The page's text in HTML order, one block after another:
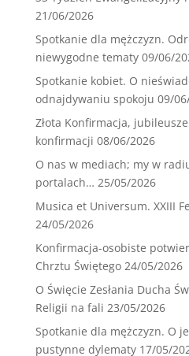
21/06/2026
Spotkanie dla mężczyzn.
niewygodne tematy 09/06/
Spotkanie kobiet. O
odnajdywaniu spokoju 09/
Złota Konfirmacja,
konfirmacji 08/06/2026
O nas w mediach; my w
portalach… 25/05/2026
Musica et Universum. XXIII
24/05/2026
Konfirmacja-osobiste
Chrztu Świętego 24/05/2026
O Święcie Zesłania Ducha
Religii na fali 23/05/2026
Spotkanie dla mężczyzn. O
pustynne dylematy 17/05/